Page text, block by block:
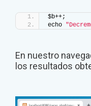
$b++;
echo
En nuestro
los resultados